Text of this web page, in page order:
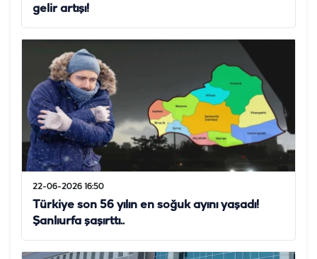
gelir artışı!
22-06-2026 16:50
Türkiye son 56 yılın en soğuk ayını yaşadı!
Şanlıurfa şaşırttı..